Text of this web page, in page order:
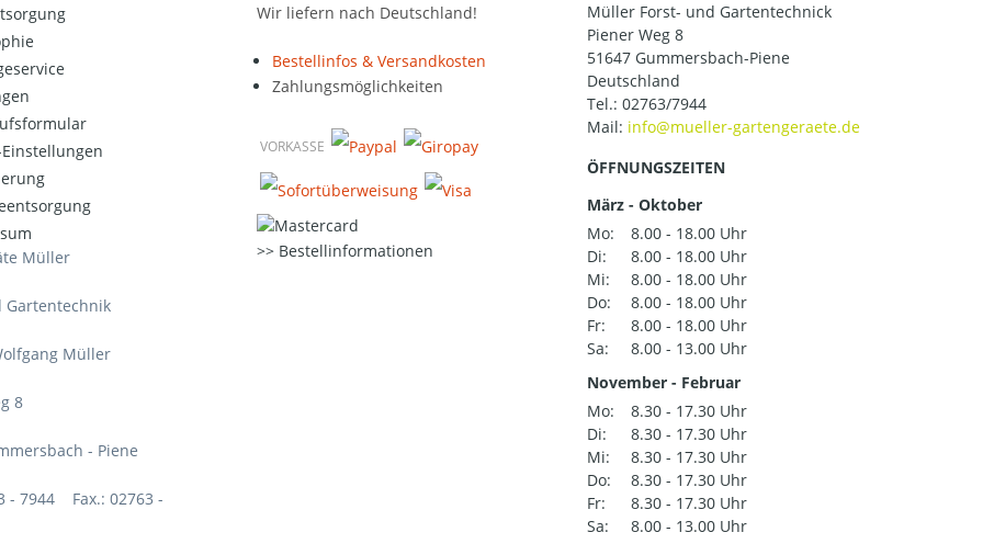
Einstellungen
Müller
Gartentechnik
Müller
8
- Piene
- 7944 Fax.: 02763 -
Wir liefern nach Deutschland!
Bestellinfos & Versandkosten
Zahlungsmöglichkeiten
VORKASSE
Bestellinformationen
Müller Forst- und Gartentechnick
Piener Weg 8
51647 Gummersbach-Piene
Deutschland
Tel.: 02763/7944
Mail:
ÖFFNUNGSZEITEN
März - Oktober
Mo:
8.00 - 18.00 Uhr
Di:
8.00 - 18.00 Uhr
Mi:
8.00 - 18.00 Uhr
Do:
8.00 - 18.00 Uhr
Fr:
8.00 - 18.00 Uhr
Sa:
8.00 - 13.00 Uhr
November - Februar
Mo:
8.30 - 17.30 Uhr
Di:
8.30 - 17.30 Uhr
Mi:
8.30 - 17.30 Uhr
Do:
8.30 - 17.30 Uhr
Fr:
8.30 - 17.30 Uhr
Sa:
8.00 - 13.00 Uhr